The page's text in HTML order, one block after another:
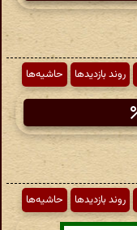
روند بازدیدها حاشیه‌ها
روند بازدیدها حاشیه‌ها